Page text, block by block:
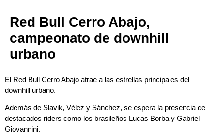
Red Bull Cerro Abajo,
campeonato de downhill
urbano
El Red Bull Cerro Abajo atrae a las estrellas principales del
downhill urbano.
Además de Slavik, Vélez y Sánchez, se espera la presencia de
destacados riders como los brasileños Lucas Borba y Gabriel
Giovannini.